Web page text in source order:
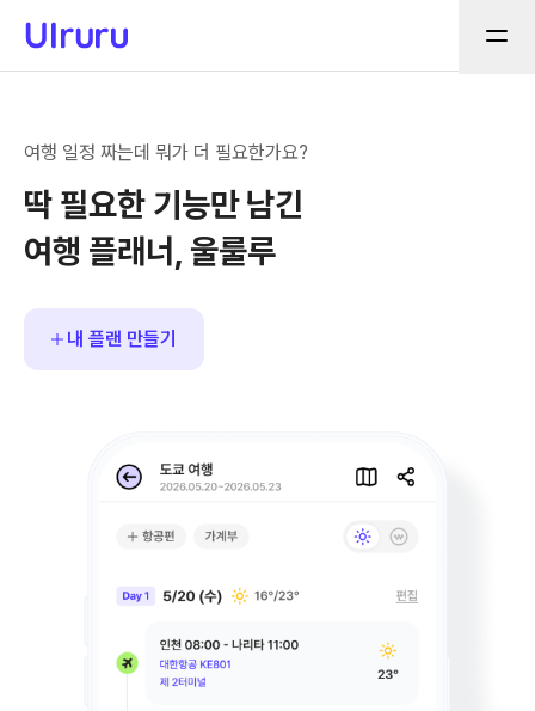
여행 일정 짜는데 뭐가 더 필요한가요?
딱 필요한 기능만 남긴
여행 플래너, 울룰루
내 플랜 만들기